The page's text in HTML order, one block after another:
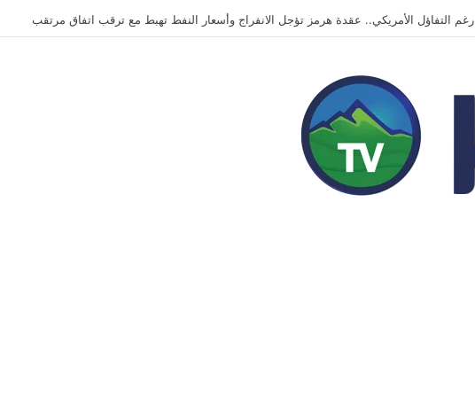
رغم التفاؤل الأمريكي.. عقدة هرمز تؤجل الانفراج وأسعار النفط تهبط مع ترقب اتفاق مرتقب